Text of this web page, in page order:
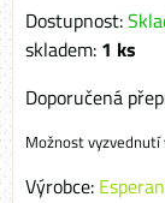
Dostupnost:
skladem: 1 ks
Výrobce: